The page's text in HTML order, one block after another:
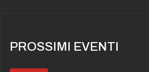
PROSSIMI EVENTI